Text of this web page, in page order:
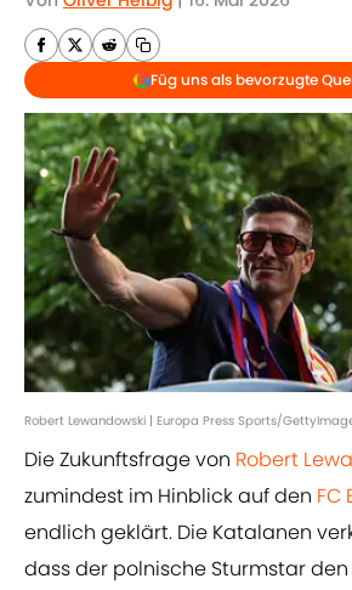
Füg uns als bevorzugte
Robert Lewandowski | Europa Press Sports/
Die Zukunftsfrage von Robert
zumindest im Hinblick auf den FC
endlich geklärt. Die Katalanen
dass der polnische Sturmstar